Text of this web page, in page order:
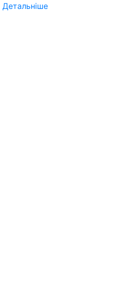
Детальніше